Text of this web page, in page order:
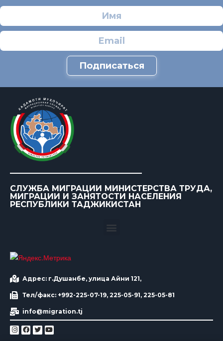
Подписаться
СЛУЖБА МИГРАЦИИ МИНИСТЕРСТВА ТРУДА,
МИГРАЦИИ И ЗАНЯТОСТИ НАСЕЛЕНИЯ
РЕСПУБЛИКИ ТАДЖИКИСТАН
Адрес: г.Душанбе, улица Айни 121,
Тел/факс: +992-225-07-19, 225-05-91, 225-05-81
info@migration.tj